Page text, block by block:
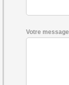
Votre message